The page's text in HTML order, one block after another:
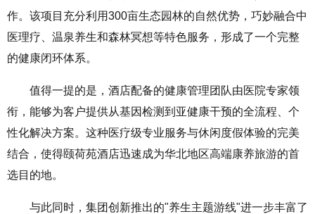
作。该项目充分利用300亩生态园林的自然优势，巧妙融合中
医理疗、温泉养生和森林冥想等特色服务，形成了一个完整
的健康闭环体系。
值得一提的是，酒店配备的健康管理团队由医院专家领
衔，能够为客户提供从基因检测到亚健康干预的全流程、个
性化解决方案。这种医疗级专业服务与休闲度假体验的完美
结合，使得颐荷苑酒店迅速成为华北地区高端康养旅游的首
选目的地。
与此同时，集团创新推出的"养生主题游线"进一步丰富了